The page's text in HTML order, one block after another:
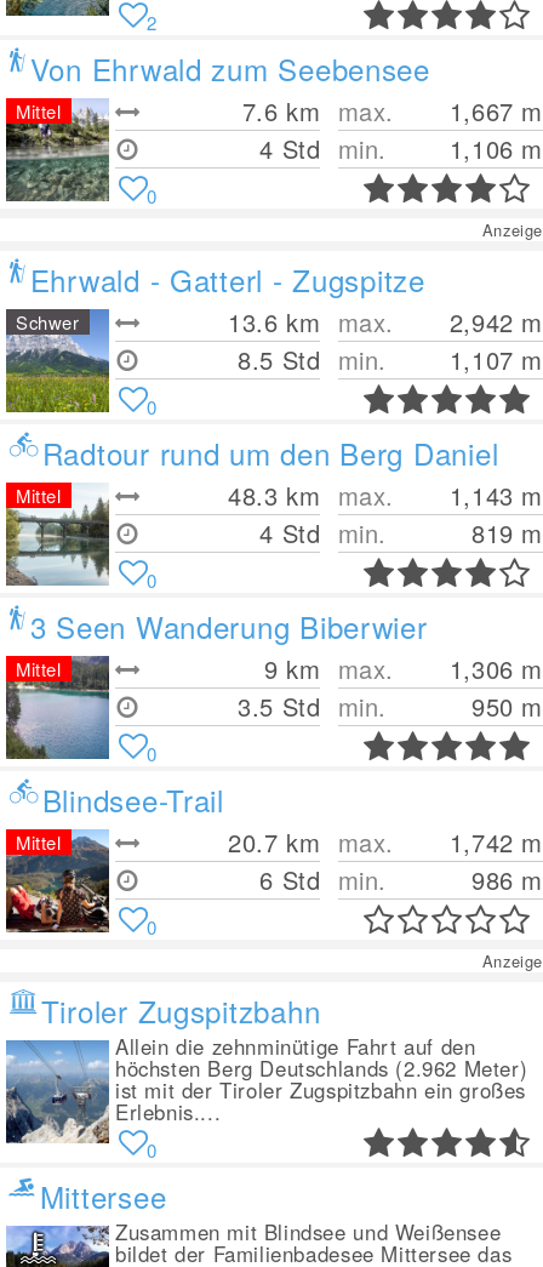
2
Von Ehrwald zum Seebensee
7.6 km
4 Std
max. 1,667 m
min.
1,106 m
Mittel
0
Anzeige
Ehrwald - Gatterl - Zugspitze
13.6 km
8.5 Std
max. 2,942 m
min.
1,107 m
Schwer
0
Radtour rund um den Berg Daniel
48.3 km
4 Std
max. 1,143 m
min.
819 m
Mittel
0
3 Seen Wanderung Biberwier
9 km
3.5 Std
max. 1,306 m
min.
950 m
Mittel
0
Blindsee-Trail
20.7 km
6 Std
max. 1,742 m
min.
986 m
Mittel
0
Anzeige
Tiroler Zugspitzbahn
Allein die zehnminütige Fahrt auf den
höchsten Berg Deutschlands (2.962 Meter)
ist mit der Tiroler Zugspitzbahn ein großes
Erlebnis....
0
Mittersee
Zusammen mit Blindsee und Weißensee
bildet der Familienbadesee Mittersee das